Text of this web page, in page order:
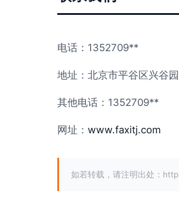
电话：1352709**
地址：北京市平谷区兴谷
其他电话：1352709**
网址： www.faxitj.com
如若转载，请注明出处：